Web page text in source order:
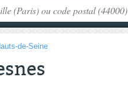
de-Seine